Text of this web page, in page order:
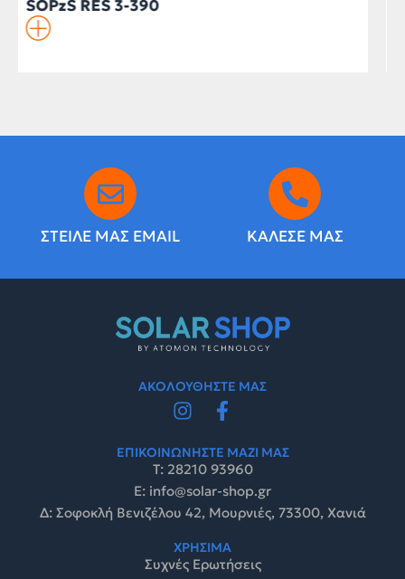
RES 6–270
ΣΤΕΙΛΕ ΜΑΣ EMAIL ΚΑΛΕΣΕ ΜΑΣ
ΑΚΟΛΟΥΘΗΣΤΕ ΜΑΣ
ΕΠΙΚΟΙΝΩΝΗΣΤΕ ΜΑΖΙ ΜΑΣ
Τ: 28210 93960
E: info@solar-shop.gr
Δ: Σοφοκλή Βενιζέλου 42, Μουρνιές, 73300, Χανιά
ΧΡΗΣΙΜΑ
Συχνές Ερωτήσεις